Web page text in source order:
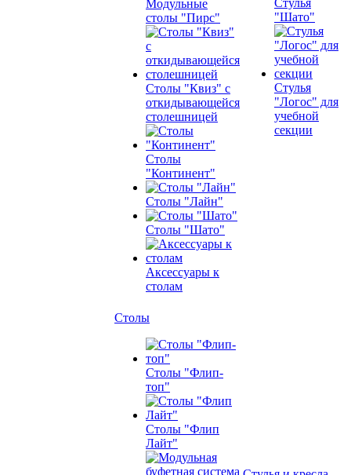
Модульные
столы "Пирс"
Столы "Квиз" с
откидывающейся
столешницей
Столы
"Континент"
Столы "Лайн"
Столы "Шато"
Аксессуары к
столам
Стулья
"Шато"
Стулья
"Логос" для
учебной
секции
Столы
Столы "Флип-
топ"
Столы "Флип
Лайт"